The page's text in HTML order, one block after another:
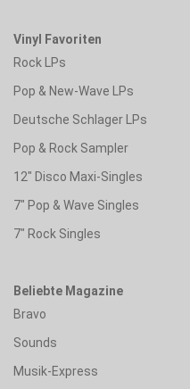
Vinyl Favoriten
Rock LPs
Pop & New-Wave LPs
Deutsche Schlager LPs
Pop & Rock Sampler
12" Disco Maxi-Singles
7" Pop & Wave Singles
7" Rock Singles
Beliebte Magazine
Bravo
Sounds
Musik-Express